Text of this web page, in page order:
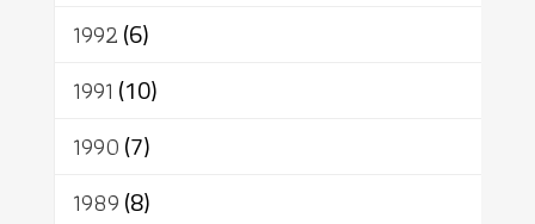
1992(6)
1991 (10)
1990(7)
1989(8)